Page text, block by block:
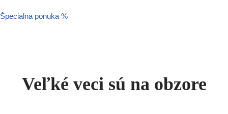
Špecialna ponuka %
Veľké veci sú na obzore